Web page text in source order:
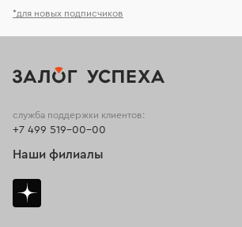
*для новых подписчиков
служба поддержки клиентов:
+7 499 519-00-00
Наши филиалы